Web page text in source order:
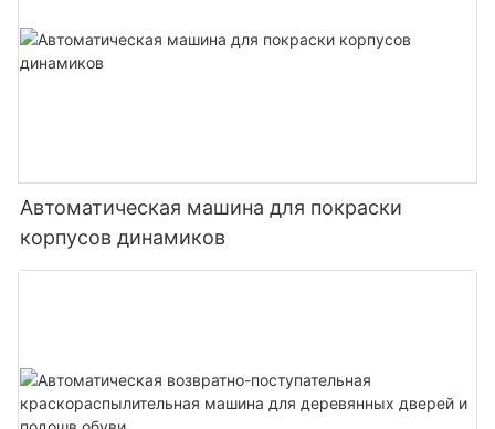
Автоматическая машина для покраски
корпусов динамиков